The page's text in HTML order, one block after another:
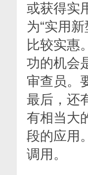
或获得实
为“实用
比较实惠
功的机会
审查员。
最后，还
有相当大
段的应用
调用。